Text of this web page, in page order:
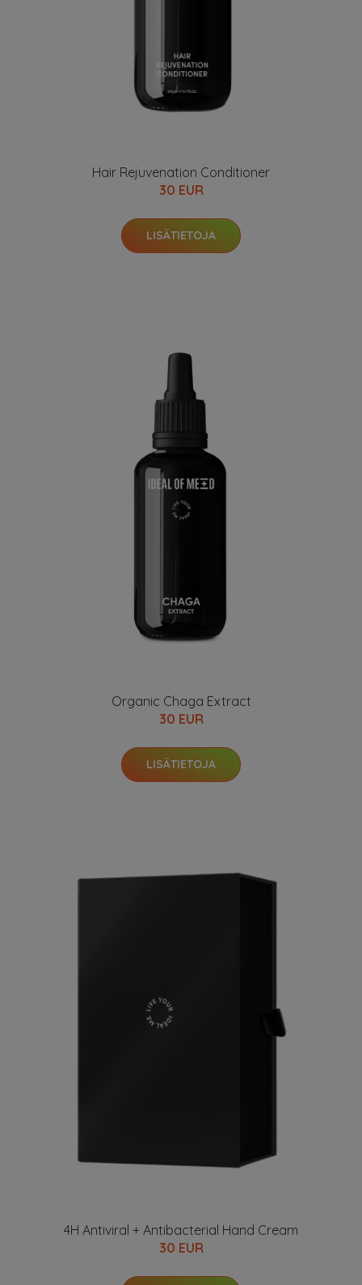
Hair Rejuvenation Conditioner
30 EUR
LISÄTIETOJA
Organic Chaga Extract
30 EUR
LISÄTIETOJA
4H Antiviral + Antibacterial Hand Cream
30 EUR